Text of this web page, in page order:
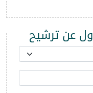
عن ترشيح